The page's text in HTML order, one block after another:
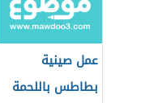
عمل صينية
بطاطس باللحمة